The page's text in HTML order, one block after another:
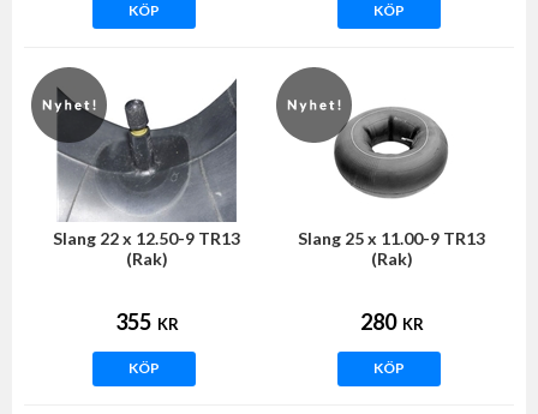
KÖP KÖP
Slang 22 x 12.50-9 TR13
(Rak)
355 KR
KÖP
Slang 25 x 11.00-9 TR13
(Rak)
280 KR
KÖP